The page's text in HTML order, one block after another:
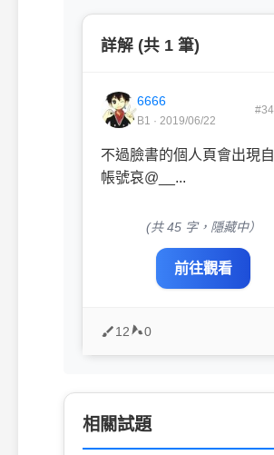
詳解 (共 1 筆)
6666
B1 · 2019/06/22
不過臉書的個人頁會出現
帳號哀@__...
(共 45 字，隱藏中）
前往觀看
12 0
相關試題